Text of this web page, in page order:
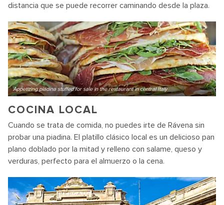
distancia que se puede recorrer caminando desde la plaza.
Appetizing piadina stuffed for sale in the restaurant in central Italy
COCINA LOCAL
Cuando se trata de comida, no puedes irte de Rávena sin
probar una piadina. El platillo clásico local es un delicioso pan
plano doblado por la mitad y relleno con salame, queso y
verduras, perfecto para el almuerzo o la cena.